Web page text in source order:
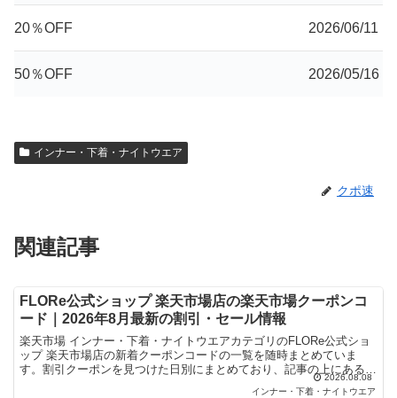
20％OFF 2026/06/11
50％OFF 2026/05/16
インナー・下着・ナイトウエア
クポ速
関連記事
FLORe公式ショップ 楽天市場店の楽天市場クーポンコ
ード｜2026年8月最新の割引・セール情報
楽天市場 インナー・下着・ナイトウエアカテゴリのFLORe公式ショ
ップ 楽天市場店の新着クーポンコードの一覧を随時まとめていま
す。割引クーポンを見つけた日別にまとめており、記事の上にあるも
のが最新の割引クーポンになります。楽天スーパーセール...2026.08.08
インナー・下着・ナイトウエア